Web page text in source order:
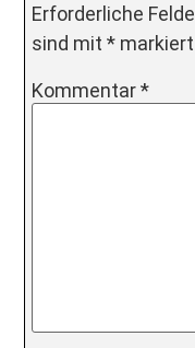
Erforderliche
sind mit* markiert
Kommentar*